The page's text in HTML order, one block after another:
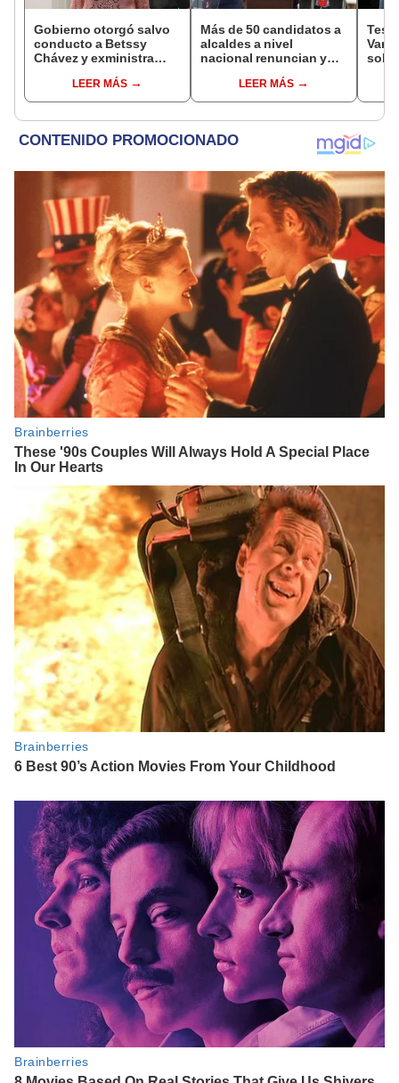
Gobierno otorgó salvo
conducto a Betssy
Chávez y exministra
madrugadaLEER MÁS
Más de 50 candidatos a
alcaldes a nivel
nacional renuncian y
encubiertaLEER MÁS